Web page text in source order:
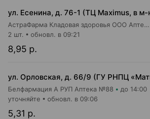
АстраФарма Кладовая здоровья ООО Аптека №9
8,95 р.
2 шт. обновл. в 09:21
Белфармация А РУП Аптека №88 до 14:00
5,31 р.
уточняйте обновл. в 09:06